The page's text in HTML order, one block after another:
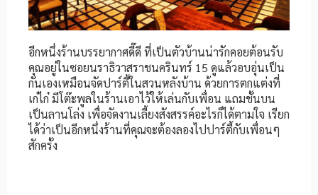
อีกหนึ่งร้านบรรยากาศดี๊ดี ที่เป็นตัวบ้านน่ารักคอยต้อนรับ
คุณอยู่ในซอยนราธิวาสราชนครินทร์ 15 ดูแล้วอบอุ่นเป็น
กันเองเหมือนจัดปาร์ตี้ในสวนหลังบ้าน ด้วยการตกแต่งที่
เก๋ไก๋ มีโต๊ะพูลในร้านเอาไว้ให้เล่นกับเพื่อน แถมชั้นบน
เป็นลานโล่ง เพื่อจัดงานเลี้ยงสังสรรค์อะไรก็ได้ตามใจ เรียก
ได้ว่าเป็นอีกหนึ่งร้านที่คุณจะต้องลองไปปาร์ตี้กับเพื่อนๆ
สักครั้ง